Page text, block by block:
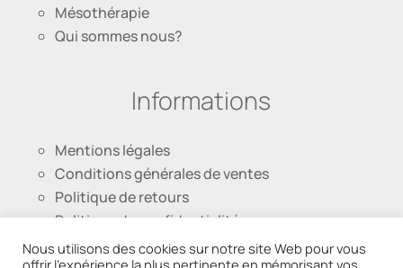
Mésothérapie
Qui sommes nous?
Informations
Mentions légales
Conditions générales de ventes
Politique de retours
Politique de confidentialité
Nous utilisons des cookies sur notre site Web pour vous
offrir l'expérience la plus pertinente en mémorisant vos